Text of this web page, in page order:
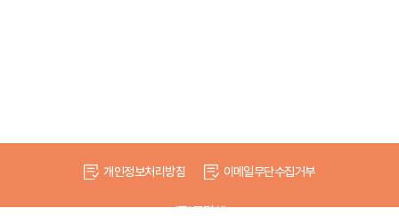
개인정보처리방침 이메일무단수집거부
(주)드림셀